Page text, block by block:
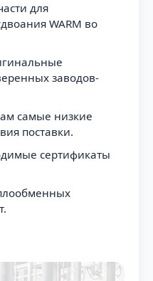
для
WARM во
заводов-
самые низкие
поставки.
сертификаты